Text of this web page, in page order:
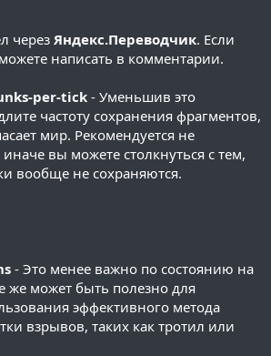
через Яндекс.Переводчик. Если
написать в комментарии.
per-tick - Уменьшив это
частоту сохранения фрагментов,
мир. Рекомендуется не
вы можете столкнуться с тем,
вообще не сохраняются.
- Это менее важно по состоянию на
же может быть полезно для
эффективного метода
взрывов, таких как тротил или